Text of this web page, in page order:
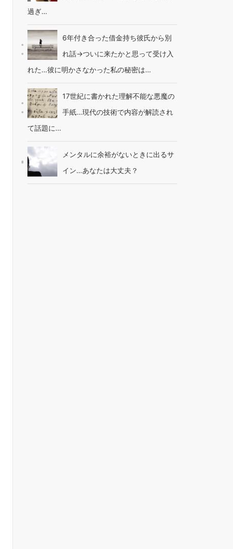
過ぎ…
6年付き合った借金持ち彼氏から別
れ話→ついに来たかと思って受け入
れた…彼に明かさなかった私の秘密は…
17世紀に書かれた理解不能な悪魔の
手紙…現代の技術で内容が解読され
て話題に…
メンタルに余裕がないときに出るサ
イン…あなたは大丈夫？